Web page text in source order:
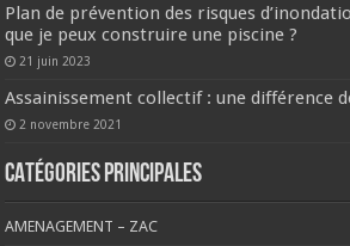
Plan de prévention des risques
que je peux construire une piscine ?
21 juin 2023
Assainissement collectif : une différence
2 novembre 2021
CATÉGORIES PRINCIPALES
AMENAGEMENT – ZAC